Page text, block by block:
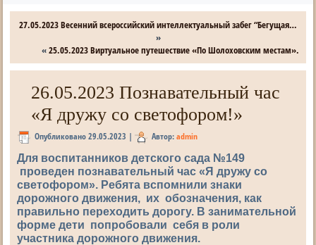
27.05.2023 Весенний всероссийский интеллектуальный забег “Бегущая…
»
«25.05.2023 Виртуальное путешествие «По Шолоховским местам».
26.05.2023 Познавательный час
«Я дружу со светофором!»
Опубликовано 29.05.2023 | Автор: admin
Для воспитанников детского сада №149
проведен познавательный час «Я дружу со
светофором». Ребята вспомнили знаки
дорожного движения, их обозначения, как
правильно переходить дорогу. В занимательной
форме дети попробовали себя в роли
участника дорожного движения.